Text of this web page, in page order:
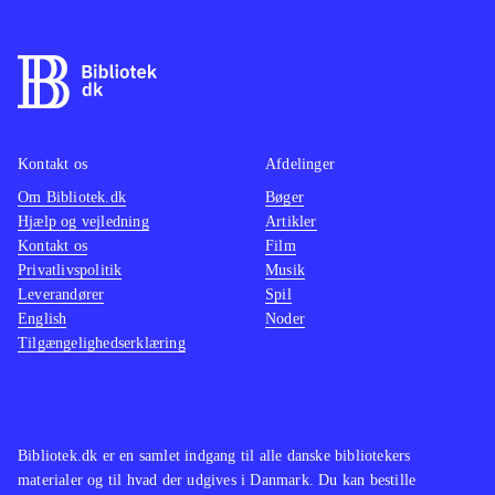
Lyd og grafik er i orden, men er ikke
så vigtige elementer i denne type
Der er efterhånden kommet en del
udgivelser i "Buzz"-serien hvor den
primære forskel er
spørgsmålstyperne, men ellers er der
også Scene it?-serien til xbox 360
Spillet er underholdende, især når
man er flere, men Bdg virker mest af
sværhedsgrad er varierende, men
Bibliotek.dk er en samlet indgang til alle danske bibliotekers
materialer og til hvad der udgives i Danmark. Du kan bestille
Kontakt os
Om Bibliotek.dk
Hjælp og vejledning
Kontakt os
Privatlivspolitik
Leverandører
English
Tilgængelighedserklæring
Afdelinger
Bøger
Artikler
Film
Musik
Spil
Noder